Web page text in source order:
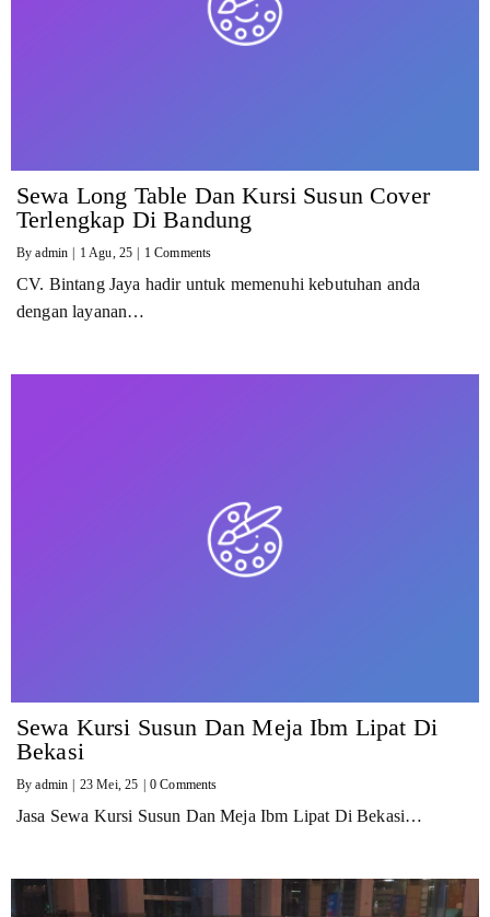
Sewa Long Table Dan Kursi Susun Cover
Terlengkap Di Bandung
Byadmin 1 Agu, 25 1 Comments
CV. Bintang Jaya hadir untuk memenuhi kebutuhan anda
dengan layanan…
Sewa Kursi Susun Dan Meja Ibm Lipat Di
Bekasi
Byadmin | 23 Mei, 25 | 0 Comments
Jasa Sewa Kursi Susun Dan Meja Ibm Lipat Di Bekasi…